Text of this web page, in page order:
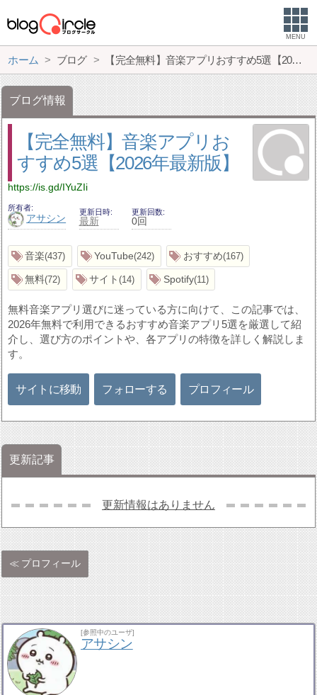
MENU
ホーム ブログ 【完全無料】音楽アプリおすすめ5選【2026年最新版】
ブログ情報
【完全無料】音楽アプリお
すすめ5選【2026年最新版】
https://is.gd/IYuZIi
所有者
アサシン
更新日時
最新
更新回数
0回
音楽 437 YouTube 242 おすすめ 167
無料 72 サイト 14 Spotify 11
無料音楽アプリ選びに迷っている方に向けて、この記事では、
2026年無料で利用できるおすすめ音楽アプリ5選を厳選して紹
介し、選び方のポイントや、各アプリの特徴を詳しく解説しま
す。
サイトに移動 フォローする プロフィール
更新記事
更新情報はありません
プロフィール
[参照中のユーザ]
アサシン